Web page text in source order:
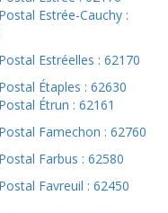
Estrée-Cauchy :
Estréelles : 62170
Étaples : 62630
Étrun : 62161
Famechon : 62760
Farbus : 62580
Favreuil : 62450